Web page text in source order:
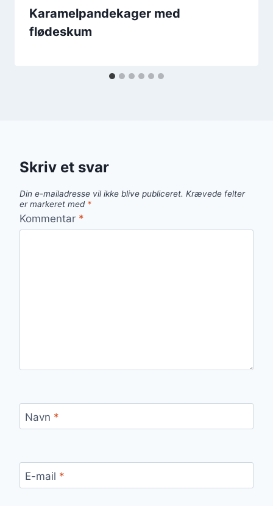
Karamelpandekager med
flødeskum
Skriv et svar
Din e-mailadresse vil ikke blive publiceret. Krævede felter
er markeret med *
Kommentar *
Navn *
E-mail *